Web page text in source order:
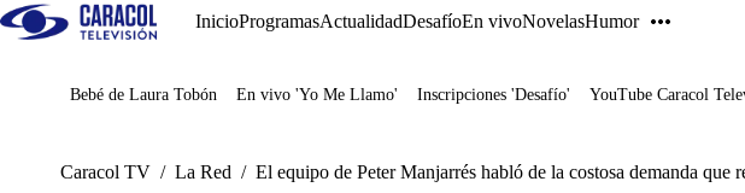
InicioProgramasActualidadDesafíoEn vivoNovelasHumor
Juegos
Bebé de Laura Tobón En vivo 'Yo Me Llamo' Inscripciones 'Desafío' YouTube Caracol
Caracol TV / La Red / El equipo de Peter Manjarrés habló de la costosa demanda que